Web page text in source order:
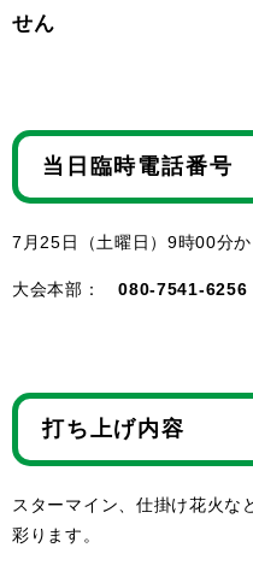
せん
当日臨時電話番号
7月25日（土曜日）9時00分か
大会本部：080-7541-6256
打ち上げ内容
スターマイン、仕掛け花火な
彩ります。